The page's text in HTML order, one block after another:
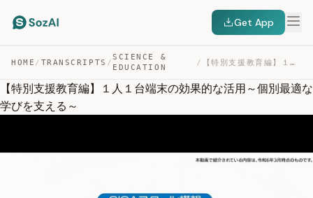
Get App
HOME / TRANSCRIPTS /
SCIENCE &
EDUCATION
/ 【特別支援教育編】１人１台端末の効果的な活用～個別最適な学びを支える～ — TRANSCRIPT
【特別支援教育編】１人１台端末の効果的な活用～個別最適な
学びを支える～